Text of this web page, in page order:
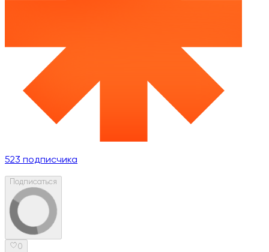
523 подписчика
Подписаться
0